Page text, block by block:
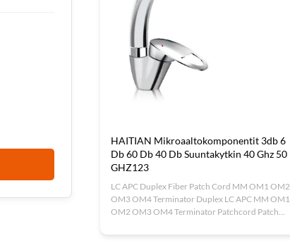
HAITIAN Mikroaaltokomponentit 3db 6
Db 60 Db 40 Db Suuntakytkin 40 Ghz 50
GHZ123
LC APC Duplex Fiber Patch Cord MM OM1 OM2
OM3 OM4 Terminator Duplex LC APC MM OM1
OM2 OM3 OM4 Terminator Patchcord Patch